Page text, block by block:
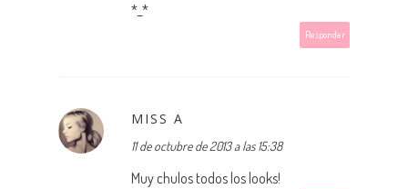
*_*
Responder
MISS A
11 de octubre de 2013 a las 15:38
Muy chulos todos los looks!